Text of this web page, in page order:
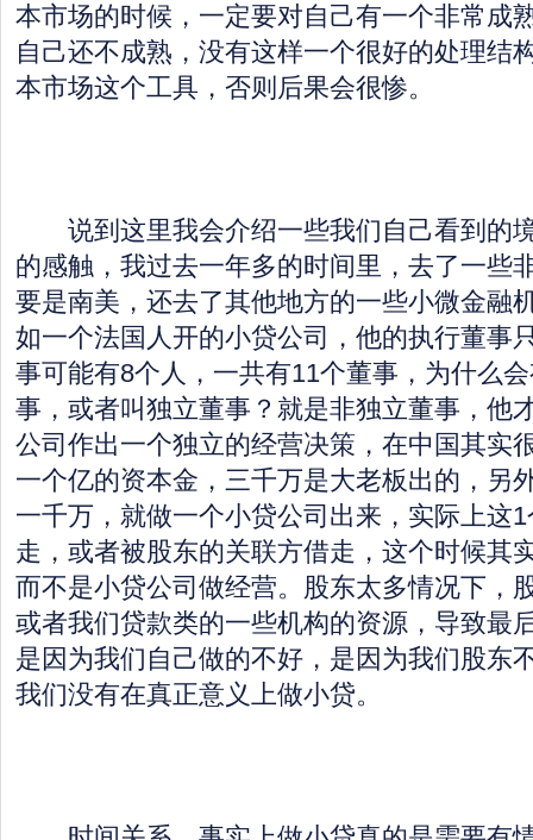
本市场的时候，一定要对自己有一个非常成
自己还不成熟，没有这样一个很好的处理结
本市场这个工具，否则后果会很惨。
说到这里我会介绍一些我们自己看到的
的感触，我过去一年多的时间里，去了一些
要是南美，还去了其他地方的一些小微金融
如一个法国人开的小贷公司，他的执行董事
事可能有8个人，一共有11个董事，为什么
事，或者叫独立董事？就是非独立董事，他
公司作出一个独立的经营决策，在中国其实
一个亿的资本金，三千万是大老板出的，另
一千万，就做一个小贷公司出来，实际上这
走，或者被股东的关联方借走，这个时候其
而不是小贷公司做经营。股东太多情况下，
或者我们贷款类的一些机构的资源，导致最
是因为我们自己做的不好，是因为我们股东
我们没有在真正意义上做小贷。